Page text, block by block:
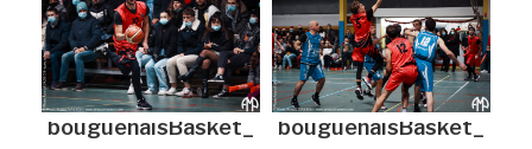
bouguenaisBasket_
bouguenaisBasket_